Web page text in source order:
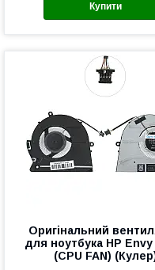
Купити
Оригінальний
для ноутбука HP
(CPU FAN)